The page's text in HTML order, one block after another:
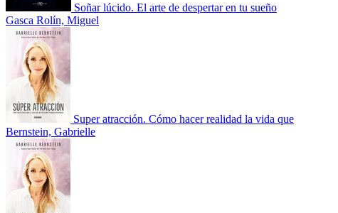
Soñar lúcido. El arte de despertar en tu sueño
Gasca Rolín, Miguel
Super atracción. Cómo hacer realidad la vida que
Bernstein, Gabrielle